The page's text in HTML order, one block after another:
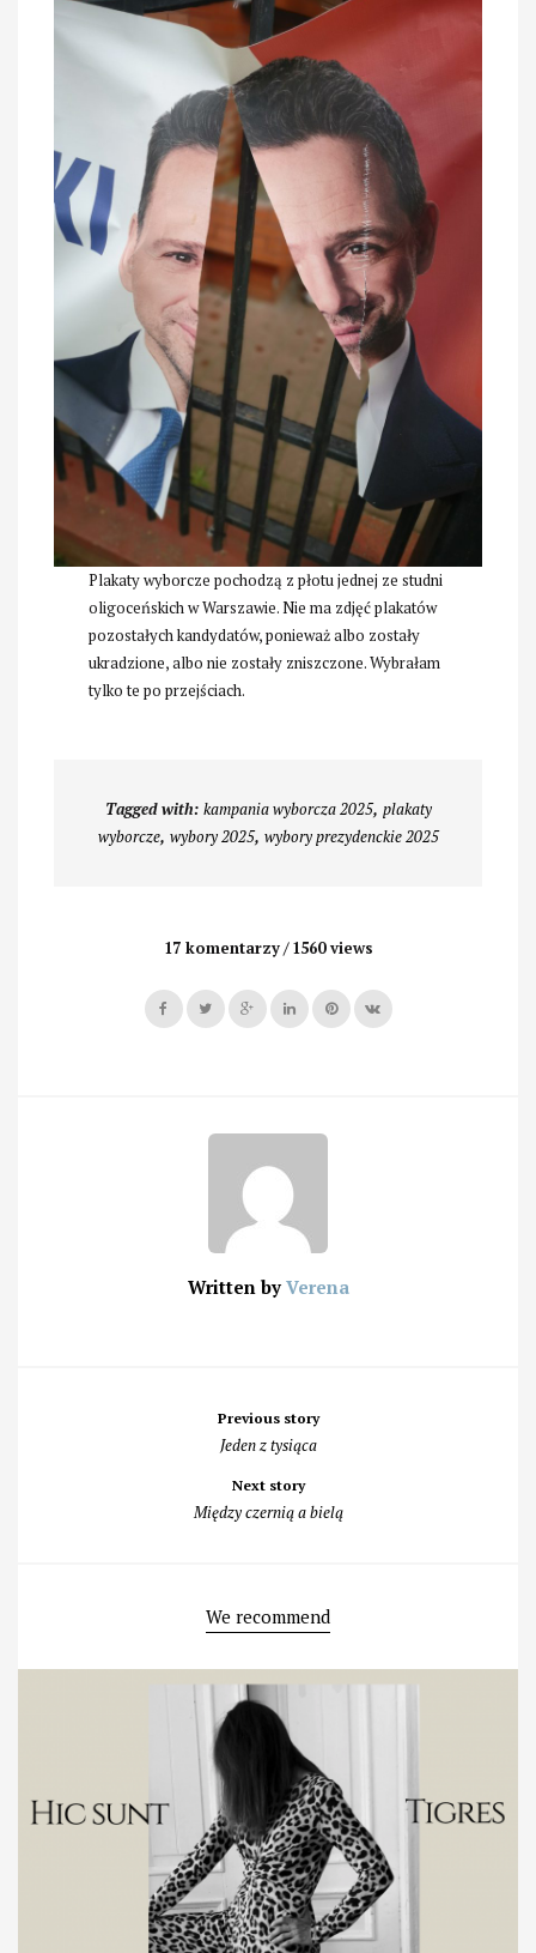
Plakaty wyborcze pochodzą z płotu jednej ze studni
oligoceńskich w Warszawie. Nie ma zdjęć plakatów
pozostałych kandydatów, ponieważ albo zostały
ukradzione, albo nie zostały zniszczone. Wybrałam
tylko te po przejściach.
Tagged with: kampania wyborcza 2025, plakaty
wyborcze, wybory 2025, wybory prezydenckie 2025
17 komentarzy 1560 views
Written by Verena
Previous story
Jeden z tysiąca
Next story
Między czernią a bielą
We recommend